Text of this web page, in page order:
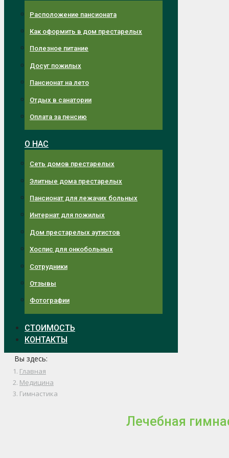
Расположение пансионата
Как оформить в дом престарелых
Полезное питание
Досуг пожилых
Пансионат на лето
Отдых в санатории
Оплата за пенсию
О НАС
Сеть домов престарелых
Элитные дома престарелых
Пансионат для лежачих больных
Интернат для пожилых
Дом престарелых аутистов
Хоспис для онкобольных
Сотрудники
Отзывы
Фотографии
СТОИМОСТЬ
КОНТАКТЫ
Вы здесь:
Главная
Медицина
Гимнастика
Лечебная